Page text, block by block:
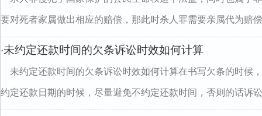
要对死者家属做出相应的赔偿，那此时杀人罪需要亲属代为赔
·未约定还款时间的欠条诉讼时效如何计算
未约定还款时间的欠条诉讼时效如何计算在书写欠条的时候
约定还款日期的时候，尽量避免不约定还款时间，否则的话诉